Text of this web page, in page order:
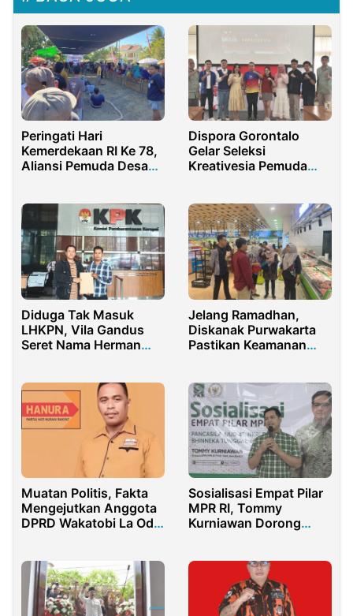
Peringati Hari
Kemerdekaan RI Ke 78,
Aliansi Pemuda Desa
Dispora Gorontalo
Gelar Seleksi
Kreativesia Pemuda
Tingkat Nasional
Diduga Tak Masuk
LHKPN, Vila Gandus
Seret Nama Herman
Jelang Ramadhan,
Diskanak Purwakarta
Pastikan Keamanan
Muatan Politis, Fakta
Mengejutkan Anggota
DPRD Wakatobi La Ode
Sosialisasi Empat Pilar
MPR RI, Tommy
Kurniawan Dorong